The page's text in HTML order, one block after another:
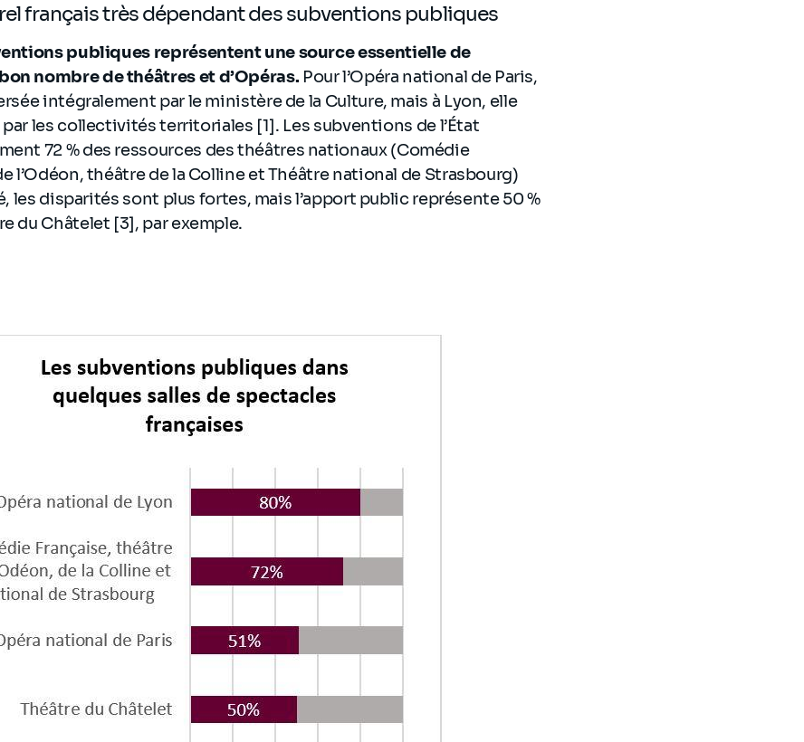
français très dépendant des subventions publiques
publiques représentent une source essentielle de
nombre de théâtres et d’Opéras. Pour l’Opéra national de Paris,
intégralement par le ministère de la Culture, mais à Lyon, elle
par les collectivités territoriales [1]. Les subventions de l’État
72 % des ressources des théâtres nationaux (Comédie
l’Odéon, théâtre de la Colline et Théâtre national de Strasbourg)
les disparités sont plus fortes, mais l’apport public représente 50 %
du Châtelet [3], par exemple.